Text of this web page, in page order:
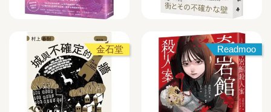
金石堂 Readmoo